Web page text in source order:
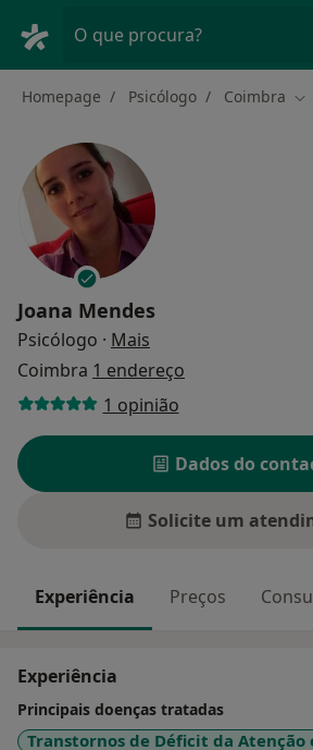
O que procura?
Homepage Psicólogo Coimbra
Joana Mendes
Psicólogo · Mais
Coimbra 1 endereço
1 opinião
Dados do
Solicite um
Experiência Preços
Experiência
Principais doenças tratadas
Transtornos de Déficit da